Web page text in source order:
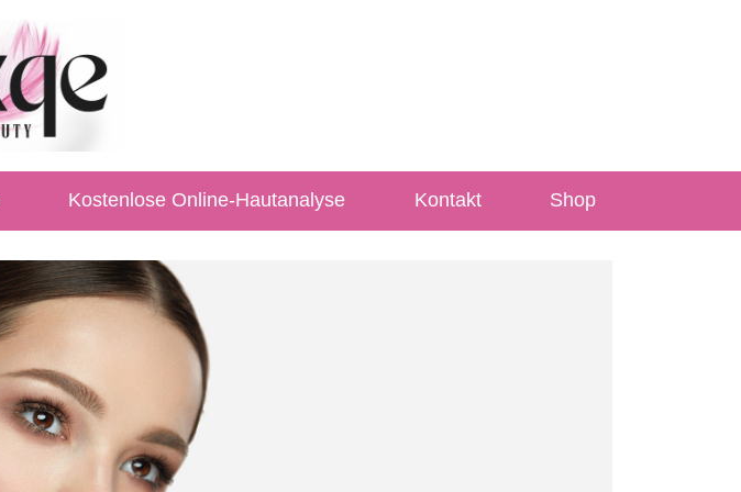
Kostenlose Online-Hautanalyse Kontakt Shop